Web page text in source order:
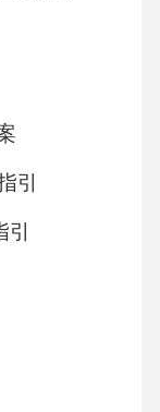
回应；调
案单项选
引